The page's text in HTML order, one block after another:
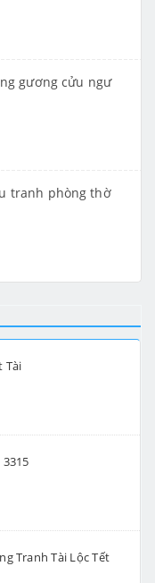
gương cửu ngư
tranh phòng thờ
Tài
Tranh Tài Lộc Tết